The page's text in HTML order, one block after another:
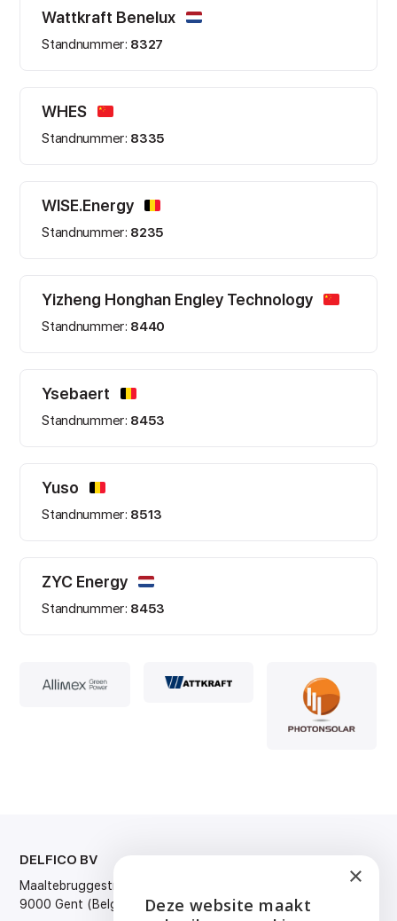
Wattkraft Benelux
Standnummer: 8327
WHES
Standnummer: 8335
WISE.Energy
Standnummer: 8235
Yizheng Honghan Engley Technology
Standnummer: 8440
Ysebaert
Standnummer: 8453
Yuso
Standnummer: 8513
ZYC Energy
Standnummer: 8453
DELFICO BV
Maaltebruggestraat 300
9000 Gent (Belgium)
Français
ENGLISH
×
Deze website maakt